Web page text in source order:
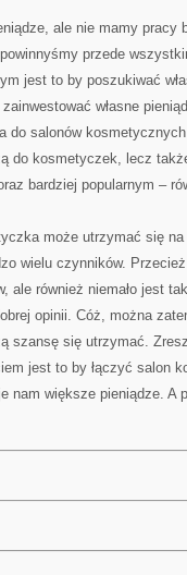
ale nie mamy pracy
przede
jest to by poszukiwać
własne
do salonów
do kosmetyczek, lecz
bardziej popularnym –
może utrzymać się na
wielu czynników.
ale również niemało jest
opinii. Cóż, można
szansę się utrzymać.
jest to by łączyć salon
nam większe pieniądze. A